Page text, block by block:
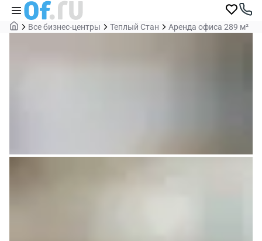
Все бизнес-центры Теплый Стан Аренда офиса 289 м²